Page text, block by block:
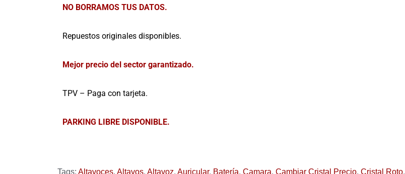
NO BORRAMOS TUS DATOS.
Repuestos originales disponibles.
Mejor precio del sector garantizado.
TPV – Paga con tarjeta.
PARKING LIBRE DISPONIBLE.
Tags:Altavoces,Altavos,Altavoz,Auricular, Batería,Camara,Cambiar Cristal Precio,Cristal Roto,